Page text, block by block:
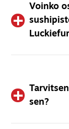
Lahjakortti on
Voinko
sen?